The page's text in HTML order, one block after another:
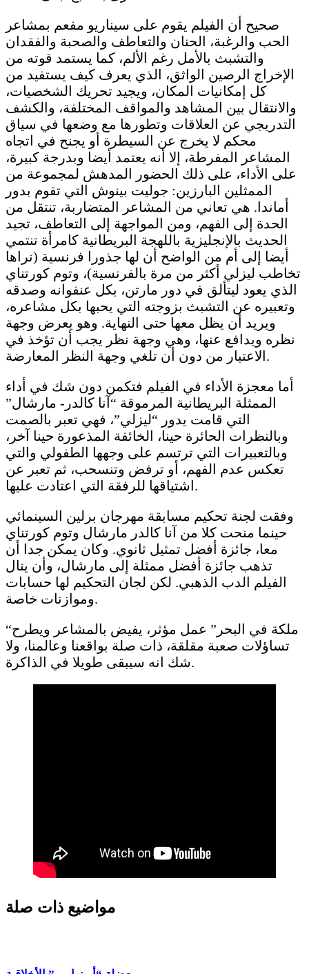
صحيح أن الفيلم يقوم على سيناريو مفعم بمشاعر
الحب والرغبة، الحنان والتعاطف والصحبة والفقدان
والتشبث بالأمل رغم الألم، كما يستمد قوته من
الإخراج الرصين الواثق، الذي يعرف كيف يستفيد من
كل إمكانيات المكان، ويجيد تحريك الشخصيات،
والانتقال بين المشاهد والمواقف المختلفة، والكشف
التدريجي عن العلاقات وتطورها مع وضعها في سياق
محكم لا يخرج عن السيطرة أو يجنح في اتجاه
المشاعر المفرطة، إلا أنه يعتمد أيضا وبدرجة كبيرة،
على الأداء، على ذلك الحضور المدهش لمجموعة من
الممثلين البارزين: جوليت بينوش التي تقوم بدور
أماندا. هي تعاني من المشاعر المتضاربة، تنتقل من
الحدة إلى الفهم، ومن المواجهة إلى التعاطف، تجيد
الحديث بالإنجليزية باللهجة البريطانية كامرأة تنتمي
أيضا إلى أم من الواضح أن لها جذورا فرنسية (نراها
تخاطب ليزلي أكثر من مرة بالفرنسية)، وتوم كورتناي
الذي يعود ليتألق في دور مارتن، بكل عنفوانه وصدقه
وتعبيره عن التشبث بزوجته التي يحبها بكل مشاعره،
ويريد أن يظل معها حتى النهاية. وهو يعرض وجهة
نظره ويدافع عنها، وهي وجهة نظر يجب أن تؤخذ في
الاعتبار من دون أن تلغي وجهة النظر المعارضة.
أما معجزة الأداء في الفيلم فتكمن دون شك في أداء
الممثلة البريطانية المرموقة “آنا كالدر- مارشال”
التي قامت يدور “ليزلي”، فهي تعبر بالصمت
وبالنظرات الحائرة حينا، الخائفة المذعورة حينا آخر،
وبالتعبيرات التي ترتسم على وجهها الطفولي والتي
تعكس عدم الفهم، أو ترفض وتنسحب، ثم تعبر عن
اشتياقها للرفقة التي اعتادت عليها.
وفقت لجنة تحكيم مسابقة مهرجان برلين السينمائي
حينما منحت كلا من آنا كالدر مارشال وتوم كورتناي
معا، جائزة أفضل تمثيل ثانوي. وكان يمكن جدا أن
تذهب جائزة أفضل ممثلة إلى مارشال، وأن ينال
الفيلم الدب الذهبي. لكن لجان التحكيم لها حسابات
وموازنات خاصة.
“ملكة في البحر” عمل مؤثر، يفيض بالمشاعر ويطرح
تساؤلات صعبة مقلقة، ذات صلة بواقعنا وعالمنا، ولا
شك انه سيبقى طويلا في الذاكرة.
مواضيع ذات صلة